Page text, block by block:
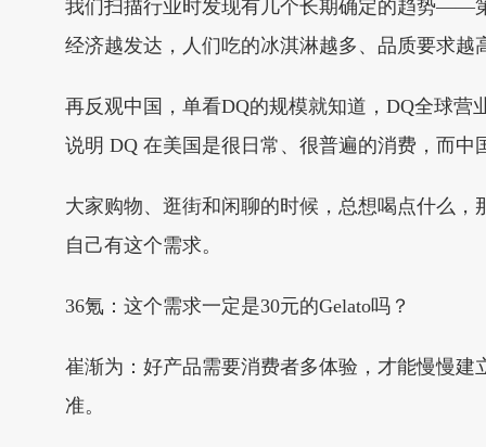
我们扫描行业时发现有几个长期确定的趋势——
经济越发达，人们吃的冰淇淋越多、品质要求越
再反观中国，单看DQ的规模就知道，DQ全球营
说明 DQ 在美国是很日常、很普遍的消费，而中
大家购物、逛街和闲聊的时候，总想喝点什么
自己有这个需求。
36氪：这个需求一定是30元的Gelato吗？
崔渐为：好产品需要消费者多体验，才能慢慢
准。